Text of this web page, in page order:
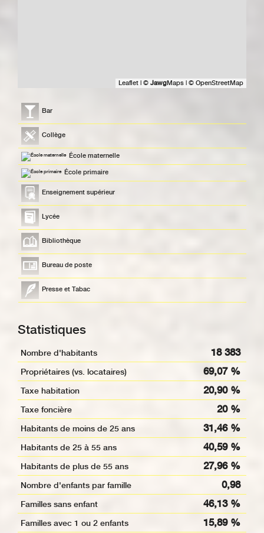
Leaflet © JawgMaps © OpenStreetMap
Bar
Collège
École maternelle
École primaire
Enseignement supérieur
Lycée
Bibliothèque
Bureau de poste
Presse et Tabac
Statistiques
Nombre d'habitants 18 383
Propriétaires (vs. locataires) 69,07 %
Taxe habitation 20,90 %
Taxe foncière 20 %
Habitants de moins de 25 ans 31,46 %
Habitants de 25 à 55 ans 40,59 %
Habitants de plus de 55 ans 27,96 %
Nombre d'enfants par famille 0,98
Familles sans enfant 46,13 %
Familles avec 1 ou 2 enfants 15,89 %